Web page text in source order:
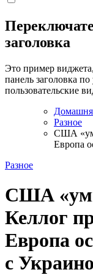
заголовка
Это пример
панель заголовка
пользовательские
Разное
США
Европа
Разное
США
Келлог
Европа
с